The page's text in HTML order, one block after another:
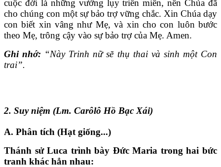
cuộc đời là những vướng lụy triền miên, nên Chúa đã
cho chúng con một sự bảo trợ vững chắc. Xin Chúa dạy
con biết xin vâng như Mẹ, và xin cho con luôn bước
theo Mẹ, trông cậy vào sự bảo trợ của Mẹ. Amen.
Ghi nhớ: “Này Trinh nữ sẽ thụ thai và sinh một Con
trai”.
2. Suy niệm (Lm. Carôlô Hồ Bạc Xái)
A. Phân tích (Hạt giống...)
Thánh sử Luca trình bày Đức Maria trong hai bức
tranh khác hẳn nhau: